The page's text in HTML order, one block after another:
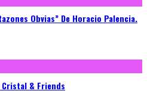
Obvias” De Horacio Palencia.
Cristal & Friends